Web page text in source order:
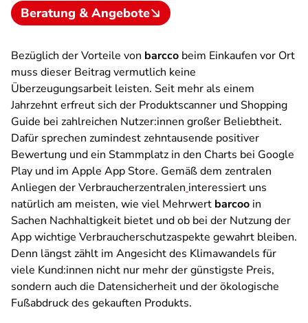
Beratung & Angebote
Bezüglich der Vorteile von barcco beim Einkaufen vor Ort
muss dieser Beitrag vermutlich keine
Überzeugungsarbeit leisten. Seit mehr als einem
Jahrzehnt erfreut sich der Produktscanner und Shopping
Guide bei zahlreichen Nutzer:innen großer Beliebtheit.
Dafür sprechen zumindest zehntausende positiver
Bewertung und ein Stammplatz in den Charts bei Google
Play und im Apple App Store. Gemäß dem zentralen
Anliegen der Verbraucherzentralen interessiert uns
natürlich am meisten, wie viel Mehrwert barcoo in
Sachen Nachhaltigkeit bietet und ob bei der Nutzung der
App wichtige Verbraucherschutzaspekte gewahrt bleiben.
Denn längst zählt im Angesicht des Klimawandels für
viele Kund:innen nicht nur mehr der günstigste Preis,
sondern auch die Datensicherheit und der ökologische
Fußabdruck des gekauften Produkts.